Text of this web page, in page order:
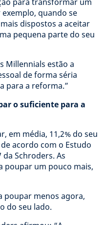
quando se
dispostos a aceitar
pequena parte do seu
Millennials estão a
de forma séria
para a reforma.”
o suficiente para a
em média, 11,2% do seu
acordo com o Estudo
Schroders. As
poupar um pouco mais,
poupar menos agora,
do seu lado.